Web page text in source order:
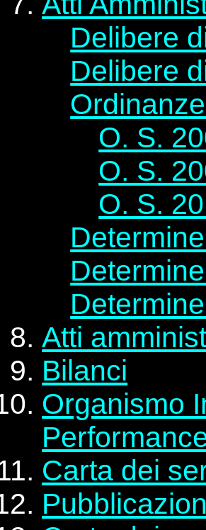
Delibere
Delibere
O. S.
O. S.
O. S.
Atti
Bilanci
Organismo
Carta dei